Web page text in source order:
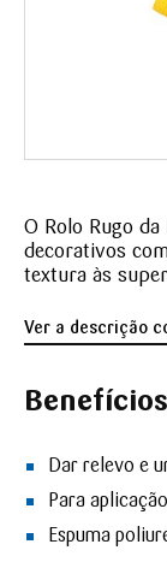
O Rolo Rugo
decorativos
textura às
Ver a descrição
Benefícios
Dar relevo e
Para
Espuma